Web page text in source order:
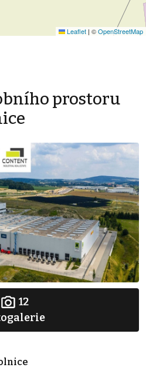
Leaflet | ©OpenStreetMap
prostoru
12